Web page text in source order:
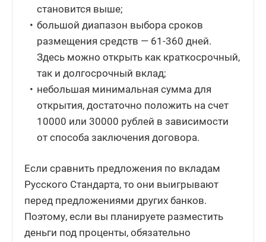
становится выше;
большой диапазон выбора сроков
размещения средств — 61-360 дней.
Здесь можно открыть как краткосрочный,
так и долгосрочный вклад;
небольшая минимальная сумма для
открытия, достаточно положить на счет
10000 или 30000 рублей в зависимости
от способа заключения договора.
Если сравнить предложения по вкладам
Русского Стандарта, то они выигрывают
перед предложениями других банков.
Поэтому, если вы планируете разместить
деньги под проценты, обязательно